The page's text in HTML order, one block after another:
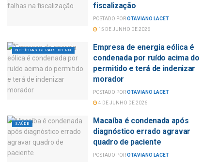
fiscalização
POSTADO POROTAVIANO LACET
15 DE JUNHO DE 2026
NOTÍCIAS GERAIS DO RN
Empresa de energia eólica é
condenada por ruído acima do
permitido e terá de indenizar
morador
POSTADO POROTAVIANO LACET
4 DE JUNHO DE 2026
SAÚDE
Macaíba é condenada após
diagnóstico errado agravar
quadro de paciente
POSTADO POROTAVIANO LACET